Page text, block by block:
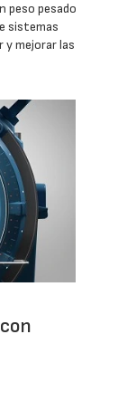
peso pesado
sistemas
y mejorar las